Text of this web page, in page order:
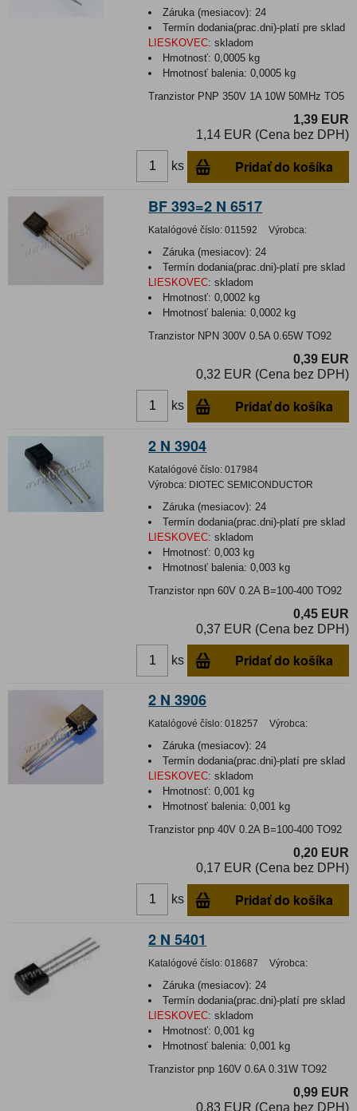
Záruka (mesiacov): 24
Termín dodania(prac.dni)-platí pre sklad
LIESKOVEC: skladom
Hmotnosť:0,0005 kg
Hmotnosť balenia:0,0005 kg
Tranzistor PNP 350V 1A 10W 50MHz TO5
1,39 EUR
1,14 EUR (Cena bez DPH)
ks Pridať do košíka
BF 393=2 N 6517
Katalógové číslo: 011592 Výrobca:
Záruka (mesiacov): 24
Termín dodania(prac.dni)-platí pre sklad
LIESKOVEC: skladom
Hmotnosť:0,0002 kg
Hmotnosť balenia:0,0002 kg
Tranzistor NPN 300V 0.5A 0.65W TO92
0,39 EUR
0,32 EUR (Cena bez DPH)
ks Pridať do košíka
2 N 3904
Katalógové číslo: 017984
Výrobca: DIOTEC SEMICONDUCTOR
Záruka (mesiacov): 24
Termín dodania(prac.dni)-platí pre sklad
LIESKOVEC: skladom
Hmotnosť:0,003 kg
Hmotnosť balenia:0,003 kg
Tranzistor npn 60V 0.2A B=100-400 TO92
0,45 EUR
0,37 EUR (Cena bez DPH)
ks Pridať do košíka
2 N 3906
Katalógové číslo: 018257 Výrobca:
Záruka (mesiacov): 24
Termín dodania(prac.dni)-platí pre sklad
LIESKOVEC: skladom
Hmotnosť:0,001 kg
Hmotnosť balenia:0,001 kg
Tranzistor pnp 40V 0.2A B=100-400 TO92
0,20 EUR
0,17 EUR (Cena bez DPH)
ks Pridať do košíka
2 N 5401
Katalógové číslo: 018687 Výrobca:
Záruka (mesiacov): 24
Termín dodania(prac.dni)-platí pre sklad
LIESKOVEC: skladom
Hmotnosť:0,001 kg
Hmotnosť balenia:0,001 kg
Tranzistor pnp 160V 0.6A 0.31W TO92
0,99 EUR
0,83 EUR (Cena bez DPH)